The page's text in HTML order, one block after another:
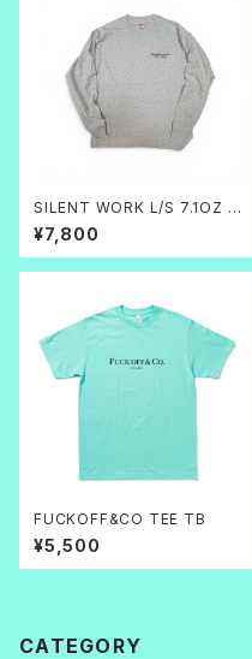
SILENT WORK L/S 7.1OZ A
SH
¥7,800
FUCKOFF&CO TEE TB
¥5,500
CATEGORY